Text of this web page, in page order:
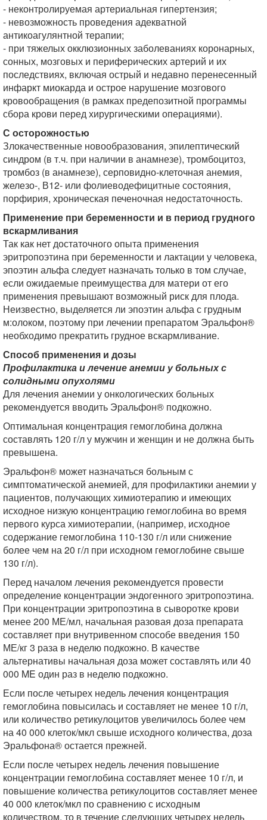
- неконтролируемая артериальная гипертензия;
- невозможность проведения адекватной
антикоагулянтной терапии;
- при тяжелых окклюзионных заболеваниях коронарных,
сонных, мозговых и периферических артерий и их
последствиях, включая острый и недавно перенесенный
инфаркт миокарда и острое нарушение мозгового
кровообращения (в рамках предепозитной программы
сбора крови перед хирургическими операциями).
С осторожностью
Злокачественные новообразования, эпилептический
синдром (в т.ч. при наличии в анамнезе), тромбоцитоз,
тромбоз (в анамнезе), серповидно-клеточная анемия,
железо-, В12- или фолиеводефицитные состояния,
порфирия, хроническая печеночная недостаточность.
Применение при беременности и в период грудного
вскармливания
Так как нет достаточного опыта применения
эритропоэтина при беременности и лактации у человека,
эпоэтин альфа следует назначать только в том случае,
если ожидаемые преимущества для матери от его
применения превышают возможный риск для плода.
Неизвестно, выделяется ли эпоэтин альфа с грудным
м:олоком, поэтому при лечении препаратом Эральфон®
необходимо прекратить грудное вскармливание.
Способ применения и дозы
Профилактика и лечение анемии у больных с
солидными опухолями
Для лечения анемии у онкологических больных
рекомендуется вводить Эральфон® подкожно.
Оптимальная концентрация гемоглобина должна
составлять 120 г/л у мужчин и женщин и не должна быть
превышена.
Эральфон® может назначаться больным с
симптоматической анемией, для профилактики анемии у
пациентов, получающих химиотерапию и имеющих
исходное низкую концентрацию гемоглобина во время
первого курса химиотерапии, (например, исходное
содержание гемоглобина 110-130 г/л или снижение
более чем на 20 г/л при исходном гемоглобине свыше
130 г/л).
Перед началом лечения рекомендуется провести
определение концентрации эндогенного эритропоэтина.
При концентрации эритропоэтина в сыворотке крови
менее 200 МЕ/мл, начальная разовая доза препарата
составляет при внутривенном способе введения 150
МЕ/кг 3 раза в неделю подкожно. В качестве
альтернативы начальная доза может составлять или 40
000 ME один раз в неделю подкожно.
Если после четырех недель лечения концентрация
гемоглобина повысилась и составляет не менее 10 г/л,
или количество ретикулоцитов увеличилось более чем
на 40 000 клеток/мкл свыше исходного количества, доза
Эральфона® остается прежней.
Если после четырех недель лечения повышение
концентрации гемоглобина составляет менее 10 г/л, и
повышение количества ретикулоцитов составляет менее
40 000 клеток/мкл по сравнению с исходным
количеством, то в течение следующих четырех недель